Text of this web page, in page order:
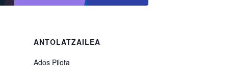
ANTOLATZAILEA
Ados Pilota